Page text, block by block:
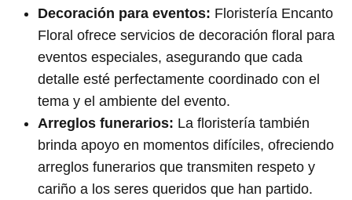
Decoración para eventos: Floristería Encanto
Floral ofrece servicios de decoración floral para
eventos especiales, asegurando que cada
detalle esté perfectamente coordinado con el
tema y el ambiente del evento.
Arreglos funerarios: La floristería también
brinda apoyo en momentos difíciles, ofreciendo
arreglos funerarios que transmiten respeto y
cariño a los seres queridos que han partido.